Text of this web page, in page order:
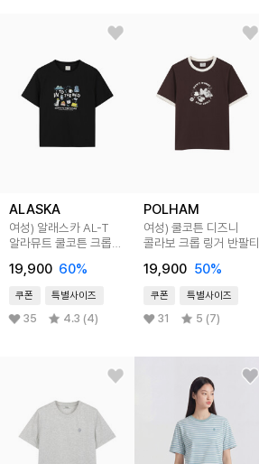
ALASKA
여성) 알래스카 AL-T
알라뮤트 쿨코튼 크롭
19,900 60%
쿠폰 특별사이즈
35 4.3 (4)
POLHAM
여성) 쿨코튼 디즈니
콜라보 크롭 링거 반팔티
19,900 50%
쿠폰 특별사이즈
31 5 (7)